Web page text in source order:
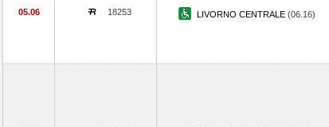
05.06 18253 LIVORNO CENTRALE (06.16)